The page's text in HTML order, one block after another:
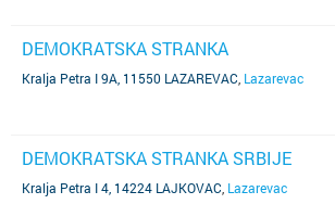
DEMOKRATSKA STRANKA
Kralja Petra I 9A, 11550 LAZAREVAC Lazarevac
DEMOKRATSKA STRANKA SRBIJE
Kralja Petra I 4, 14224 LAJKOVAC Lazarevac